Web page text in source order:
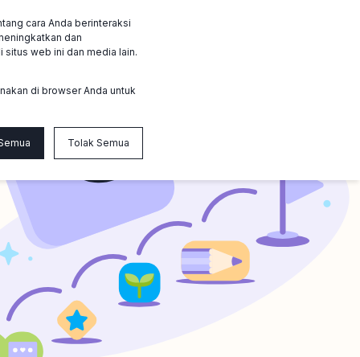
cara Anda berinteraksi
dan
situs web ini dan media lain.
di browser Anda untuk
Tolak Semua
id Login member